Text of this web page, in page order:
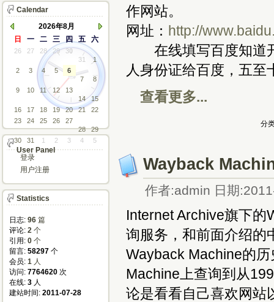
作网站。
网址： http://
在线填写百度知道开
人身份证给百度，五
查看更多...
分
Wayback
作者:admin 日期
Internet Archive旗下的
询服务，和前面介绍的
Wayback Machine的
Machine上查询到从
论是看看自己喜欢网站
Calendar
2026年8月
日
一 二 三 四 五 六
26 27 28 29
30
31
1
2
3 4 5
6
7
8
9
10 11 12
13
14
15
16
17 18 19 20 21
22
23
24 25 26
27
28
29
30
31 1 2 3 4 5
User Panel
登录
用户注册
Statistics
日志: 96 篇
评论: 2 个
引用: 0 个
留言: 58297 个
会员: 1 人
访问: 7764620 次
在线: 3 人
建站时间: 2011-07-28